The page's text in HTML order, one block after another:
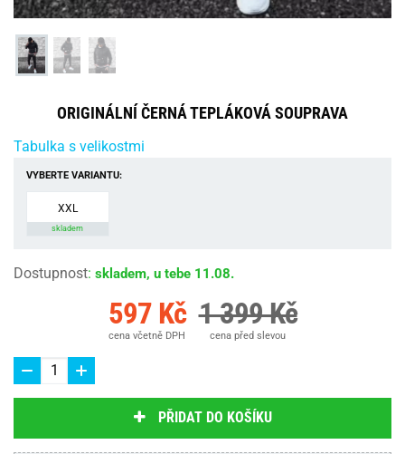
ORIGINÁLNÍ ČERNÁ TEPLÁKOVÁ SOUPRAVA
Tabulka s velikostmi
VYBERTE VARIANTU:
XXL
skladem
Dostupnost: skladem, u tebe 11.08.
597 Kč
cena včetně DPH
1 399 Kč
cena před slevou
PŘIDAT DO KOŠÍKU